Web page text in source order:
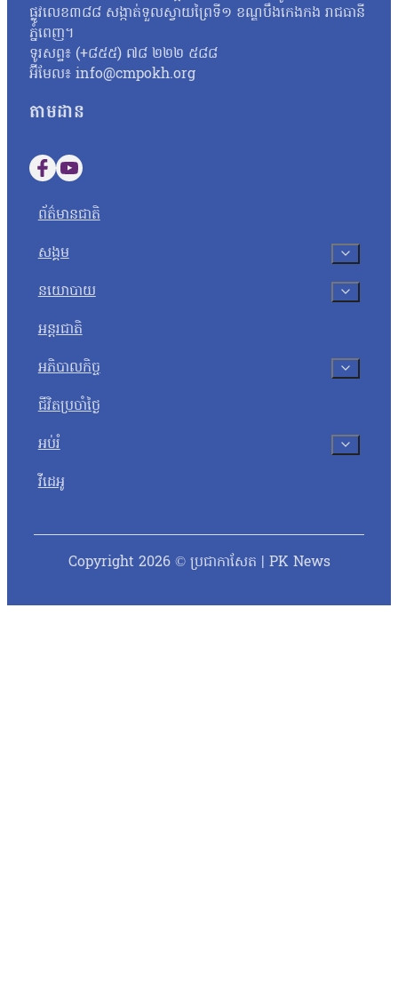
ផ្លូវលេខ៣៨៨ សង្កាត់ទួលស្វាយព្រៃទី១ ខណ្ឌបឹងកេងកង រាជធានី
ភ្នំពេញ។
ទូរសព្ទ៖ (+៨៥៥) ៧៨ ២២២ ៥៨៨
អ៊ីមែល៖ info@cmpokh.org
តាមដាន
Follow us on Facebook
Follow us on YouTube
ព័ត៌មានជាតិ
សង្គម
នយោបាយ
អន្តរជាតិ
អភិបាលកិច្ច
ជីវិតប្រចាំថ្ងៃ
អប់រំ
វីដេអូ
Copyright 2026 © ប្រជាកាសែត | PK News